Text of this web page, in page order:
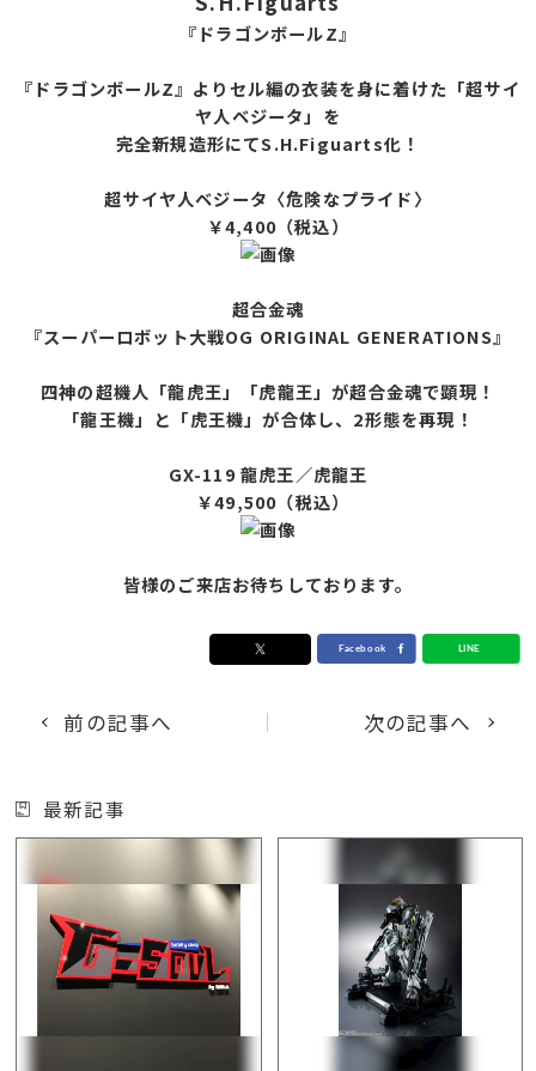
『ドラゴンボールZ』
『ドラゴンボールZ』よりセル編の衣装を身に着けた「超サイ
ヤ人ベジータ」を
完全新規造形にてS.H.Figuarts化！
超サイヤ人ベジータ〈危険なプライド〉
￥4,400（税込）
超合金魂
『スーパーロボット大戦OG ORIGINAL GENERATIONS』
四神の超機人「龍虎王」「虎龍王」が超合金魂で顕現！
「龍王機」と「虎王機」が合体し、2形態を再現！
GX-119 龍虎王／虎龍王
￥49,500（税込）
皆様のご来店お待ちしております。
前の記事へ 次の記事へ
最新記事